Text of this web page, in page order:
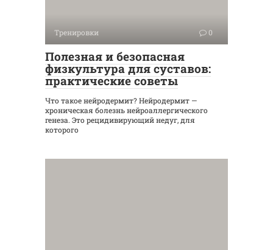
Тренировки 0
Полезная и безопасная
физкультура для суставов:
практические советы
Что такое нейродермит? Нейродермит —
хроническая болезнь нейроаллергического
генеза. Это рецидивирующий недуг, для
которого